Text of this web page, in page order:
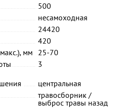
500
несамоходная
24420
420
мм 25-70
3
центральная
травосборник /
выброс травы назад